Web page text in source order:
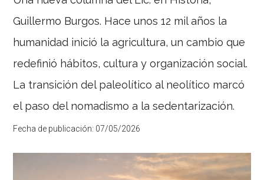
Guillermo Burgos. Hace unos 12 mil años la
humanidad inició la agricultura, un cambio que
redefinió hábitos, cultura y organización social.
La transición del paleolítico al neolítico marcó
el paso del nomadismo a la sedentarización.
Fecha de publicación: 07/05/2026